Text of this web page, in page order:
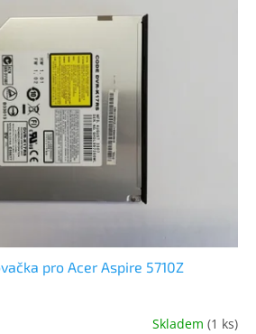
pro Acer Aspire 5710Z
Skladem (1 ks)